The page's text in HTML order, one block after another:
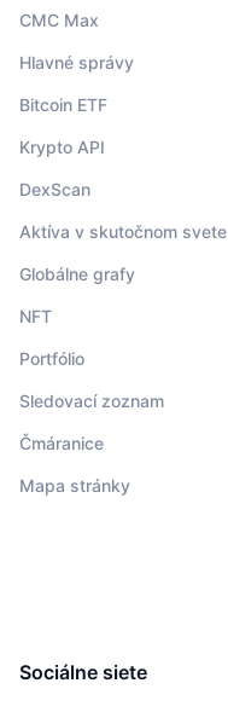
CMC Max
Hlavné správy
Bitcoin ETF
Krypto API
DexScan
Aktíva v skutočnom svete
Globálne grafy
NFT
Portfólio
Sledovací zoznam
Čmáranice
Mapa stránky
Sociálne siete